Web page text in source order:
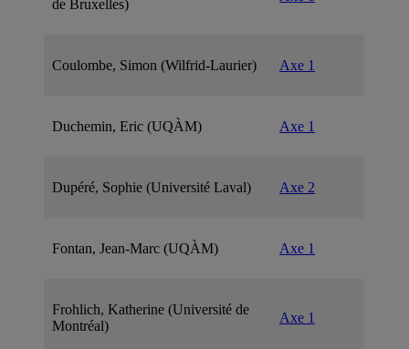
de Bruxelles)
Coulombe, Simon (Wilfrid-Laurier) Axe 1
Duchemin, Eric (UQÀM) Axe 1
Dupéré, Sophie (Université Laval) Axe 2
Fontan, Jean-Marc (UQÀM) Axe 1
Frohlich, Katherine (Université de
Montréal)
Axe 1